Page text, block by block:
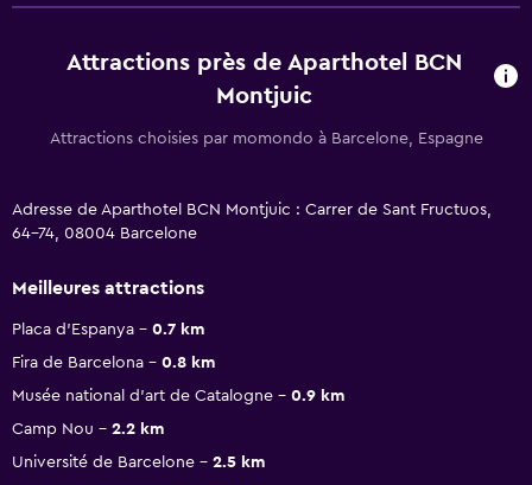
Attractions près de Aparthotel BCN
Montjuic
Attractions choisies par momondo à Barcelone, Espagne
Adresse de Aparthotel BCN Montjuic : Carrer de Sant Fructuos,
64-74, 08004 Barcelone
Meilleures attractions
Placa d'Espanya
0.7 km
Fira de Barcelona
0.8 km
Musée national d'art de Catalogne
0.9 km
Camp Nou
2.2 km
Université de Barcelone
2.5 km